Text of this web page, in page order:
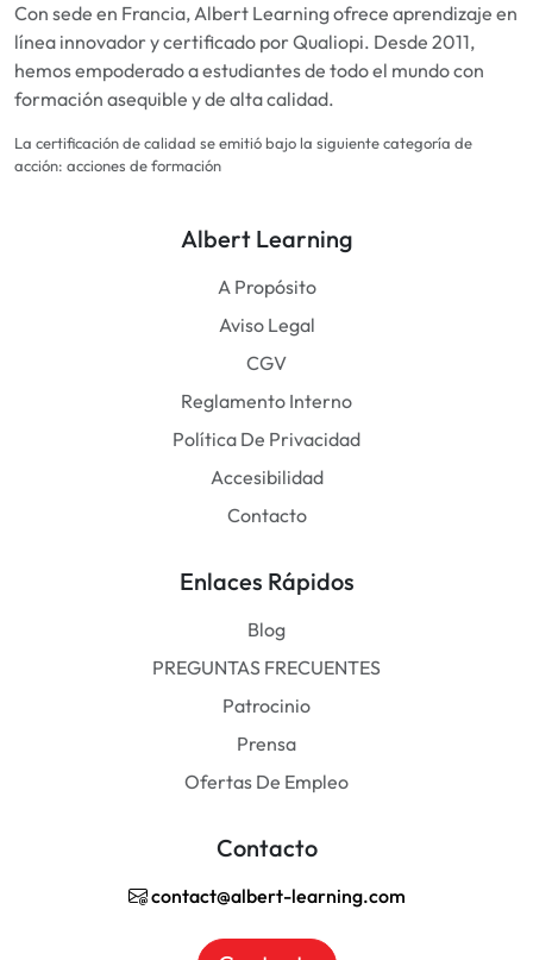
Con sede en Francia, Albert Learning ofrece aprendizaje en
línea innovador y certificado por Qualiopi. Desde 2011,
hemos empoderado a estudiantes de todo el mundo con
formación asequible y de alta calidad.
La certificación de calidad se emitió bajo la siguiente categoría de
acción: acciones de formación
Albert Learning
A Propósito
Aviso Legal
CGV
Reglamento Interno
Política De Privacidad
Accesibilidad
Contacto
Enlaces Rápidos
Blog
PREGUNTAS FRECUENTES
Patrocinio
Prensa
Ofertas De Empleo
Contacto
contact@albert-learning.com